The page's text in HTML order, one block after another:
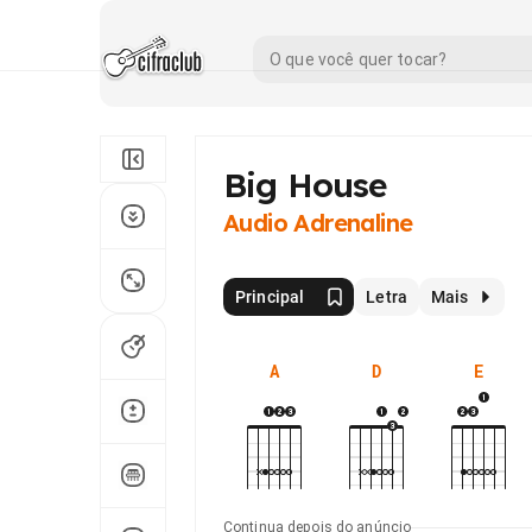
Big House
Audio Adrenaline
Principal Letra Mais
A D E
Continua depois do anúncio